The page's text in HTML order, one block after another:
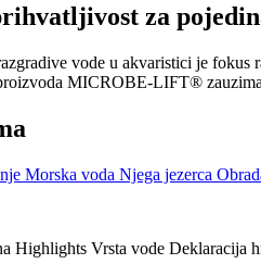
za
vode u akvaristici je
MICROBE-LIFT®
Morska voda Njega jezerca
Highlights Vrsta vode Deklaracija